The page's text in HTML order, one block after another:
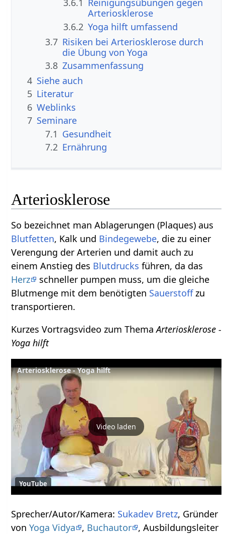
3.6.1 Reinigungsübungen gegen
Arteriosklerose
3.6.2 Yoga hilft umfassend
3.7 Risiken bei Arteriosklerose durch
die Übung von Yoga
3.8 Zusammenfassung
4 Siehe auch
5 Literatur
6 Weblinks
7 Seminare
7.1 Gesundheit
7.2 Ernährung
Arteriosklerose
So bezeichnet man Ablagerungen (Plaques) aus
Blutfetten, Kalk und Bindegewebe, die zu einer
Verengung der Arterien und damit auch zu
einem Anstieg des Blutdrucks führen, da das
Herz
schneller pumpen muss, um die gleiche
Blutmenge mit dem benötigten Sauerstoffzu
transportieren.
Kurzes Vortragsvideo zum ThemaArteriosklerose -
Yoga hilft
Arteriosklerose - Yoga hilft
Video laden
YouTube
Sprecher/Autor/Kamera: Sukadev Bretz, Gründer
vonYoga Vidya , Buchautor , Ausbildungsleiter